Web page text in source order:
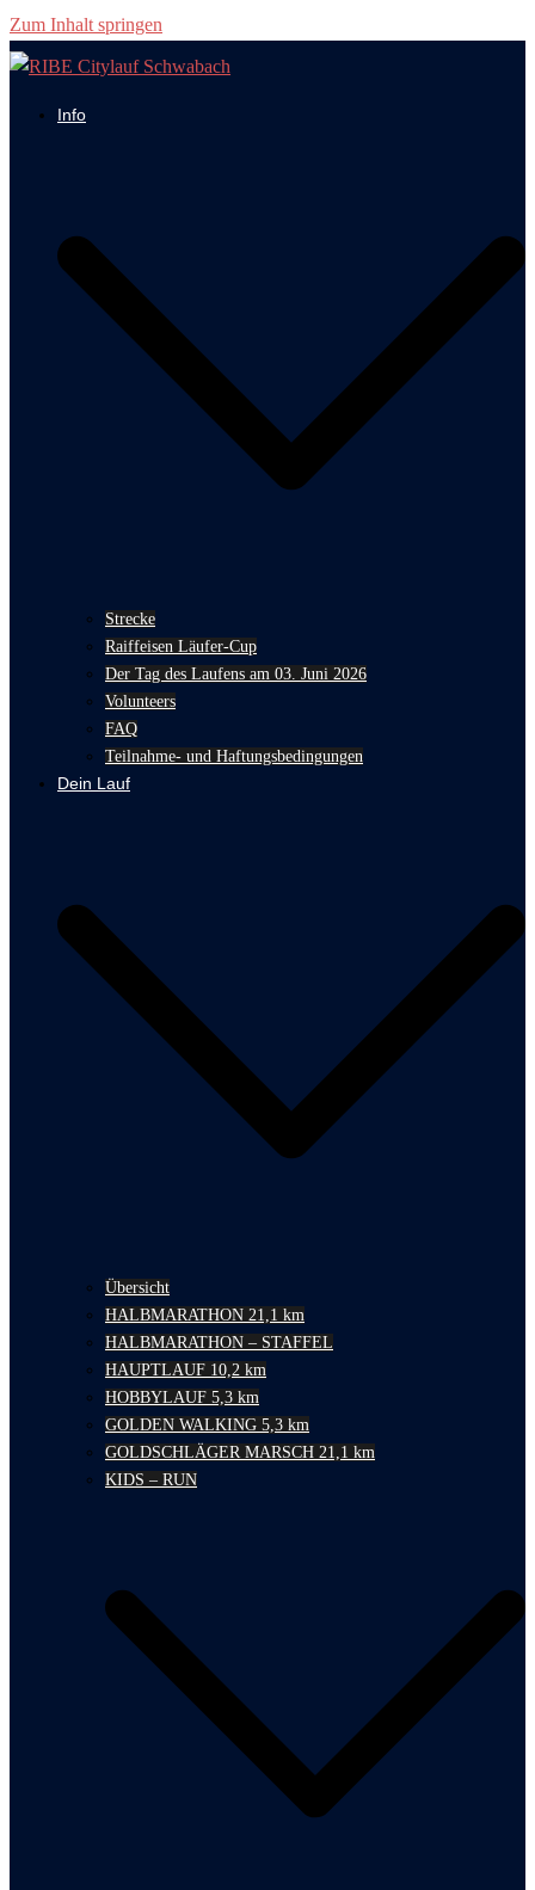
Zum Inhalt springen
Info
Strecke
Raiffeisen Läufer-Cup
Der Tag des Laufens am 03. Juni 2026
Volunteers
FAQ
Teilnahme- und Haftungsbedingungen
Dein Lauf
Übersicht
HALBMARATHON 21,1 km
HALBMARATHON – STAFFEL
HAUPTLAUF 10,2 km
HOBBYLAUF 5,3 km
GOLDEN WALKING 5,3 km
GOLDSCHLÄGER MARSCH 21,1 km
KIDS – RUN